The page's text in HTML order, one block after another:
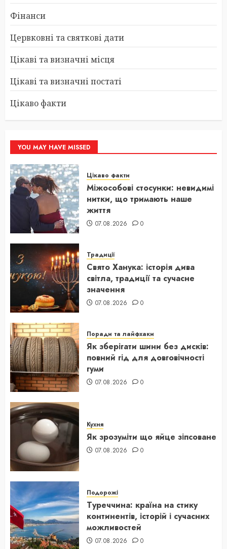
Фінанси
Цервковні та святкові дати
Цікаві та визначні місця
Цікаві та визначні постаті
Цікаво факти
YOU MAY HAVE MISSED
Цікаво факти
Міжособові стосунки: невидимі
нитки, що тримають наше
життя
07.08.2026 0
Традиції
Свято Ханука: історія дива
світла, традиції та сучасне
значення
07.08.2026 0
Поради та лайфхаки
Як зберігати шини без дисків:
повний гід для довговічності
гуми
07.08.2026 0
Кухня
Як зрозуміти що яйце зіпсоване
07.08.2026 0
Подорожі
Туреччина: країна на стику
континентів, історій і сучасних
можливостей
07.08.2026 0